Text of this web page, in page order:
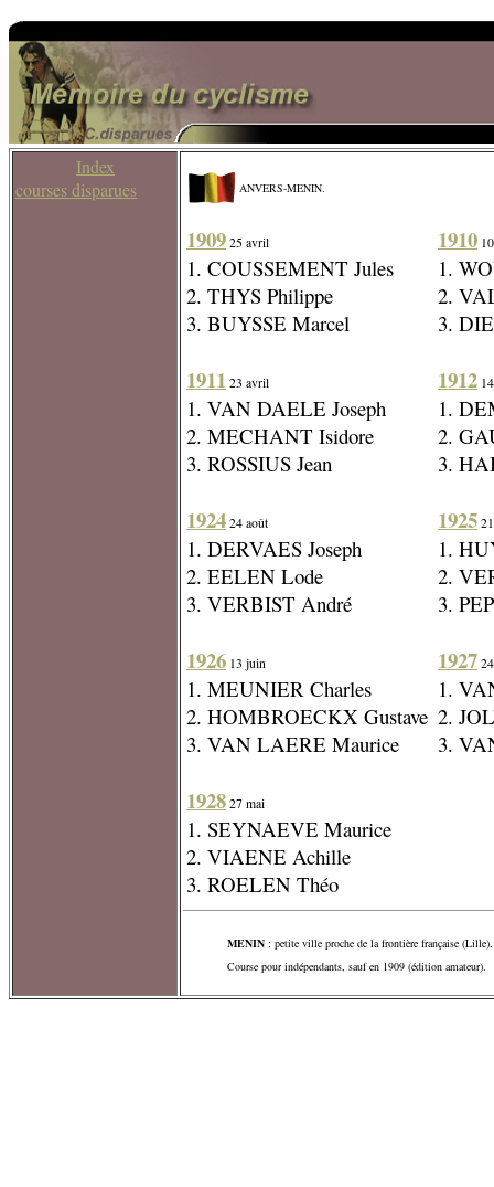
Index
courses disparues
ANVERS-MENIN.
1909 25 avril
1. COUSSEMENT Jules
2. THYS Philippe
3. BUYSSE Marcel
1911 23 avril
1. VAN DAELE Joseph
2. MECHANT Isidore
3. ROSSIUS Jean
1924 24 août
1. DERVAES Joseph
2. EELEN Lode
3. VERBIST André
1926 13 juin
1. MEUNIER Charles
2. HOMBROECKX Gustave
3. VAN LAERE Maurice
1928 27 mai
1. SEYNAEVE Maurice
2. VIAENE Achille
3. ROELEN Théo
1910
1.
2.
3.
1912
1.
2.
3.
1925
1.
2.
3.
1927
1.
2.
3.
MENIN : petite ville proche de la frontière française (Lille).
Course pour indépendants, sauf en 1909 (édition amateur).